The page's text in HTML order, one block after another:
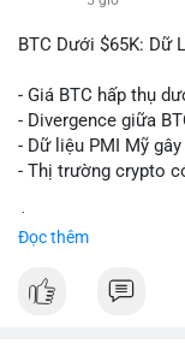
📰 Nguồn:
BTC Dưới $65K: Dữ
- Giá BTC hấp thụ
- Divergence giữa
- Dữ liệu PMI Mỹ
- Thị trường crypto
Đọc thêm